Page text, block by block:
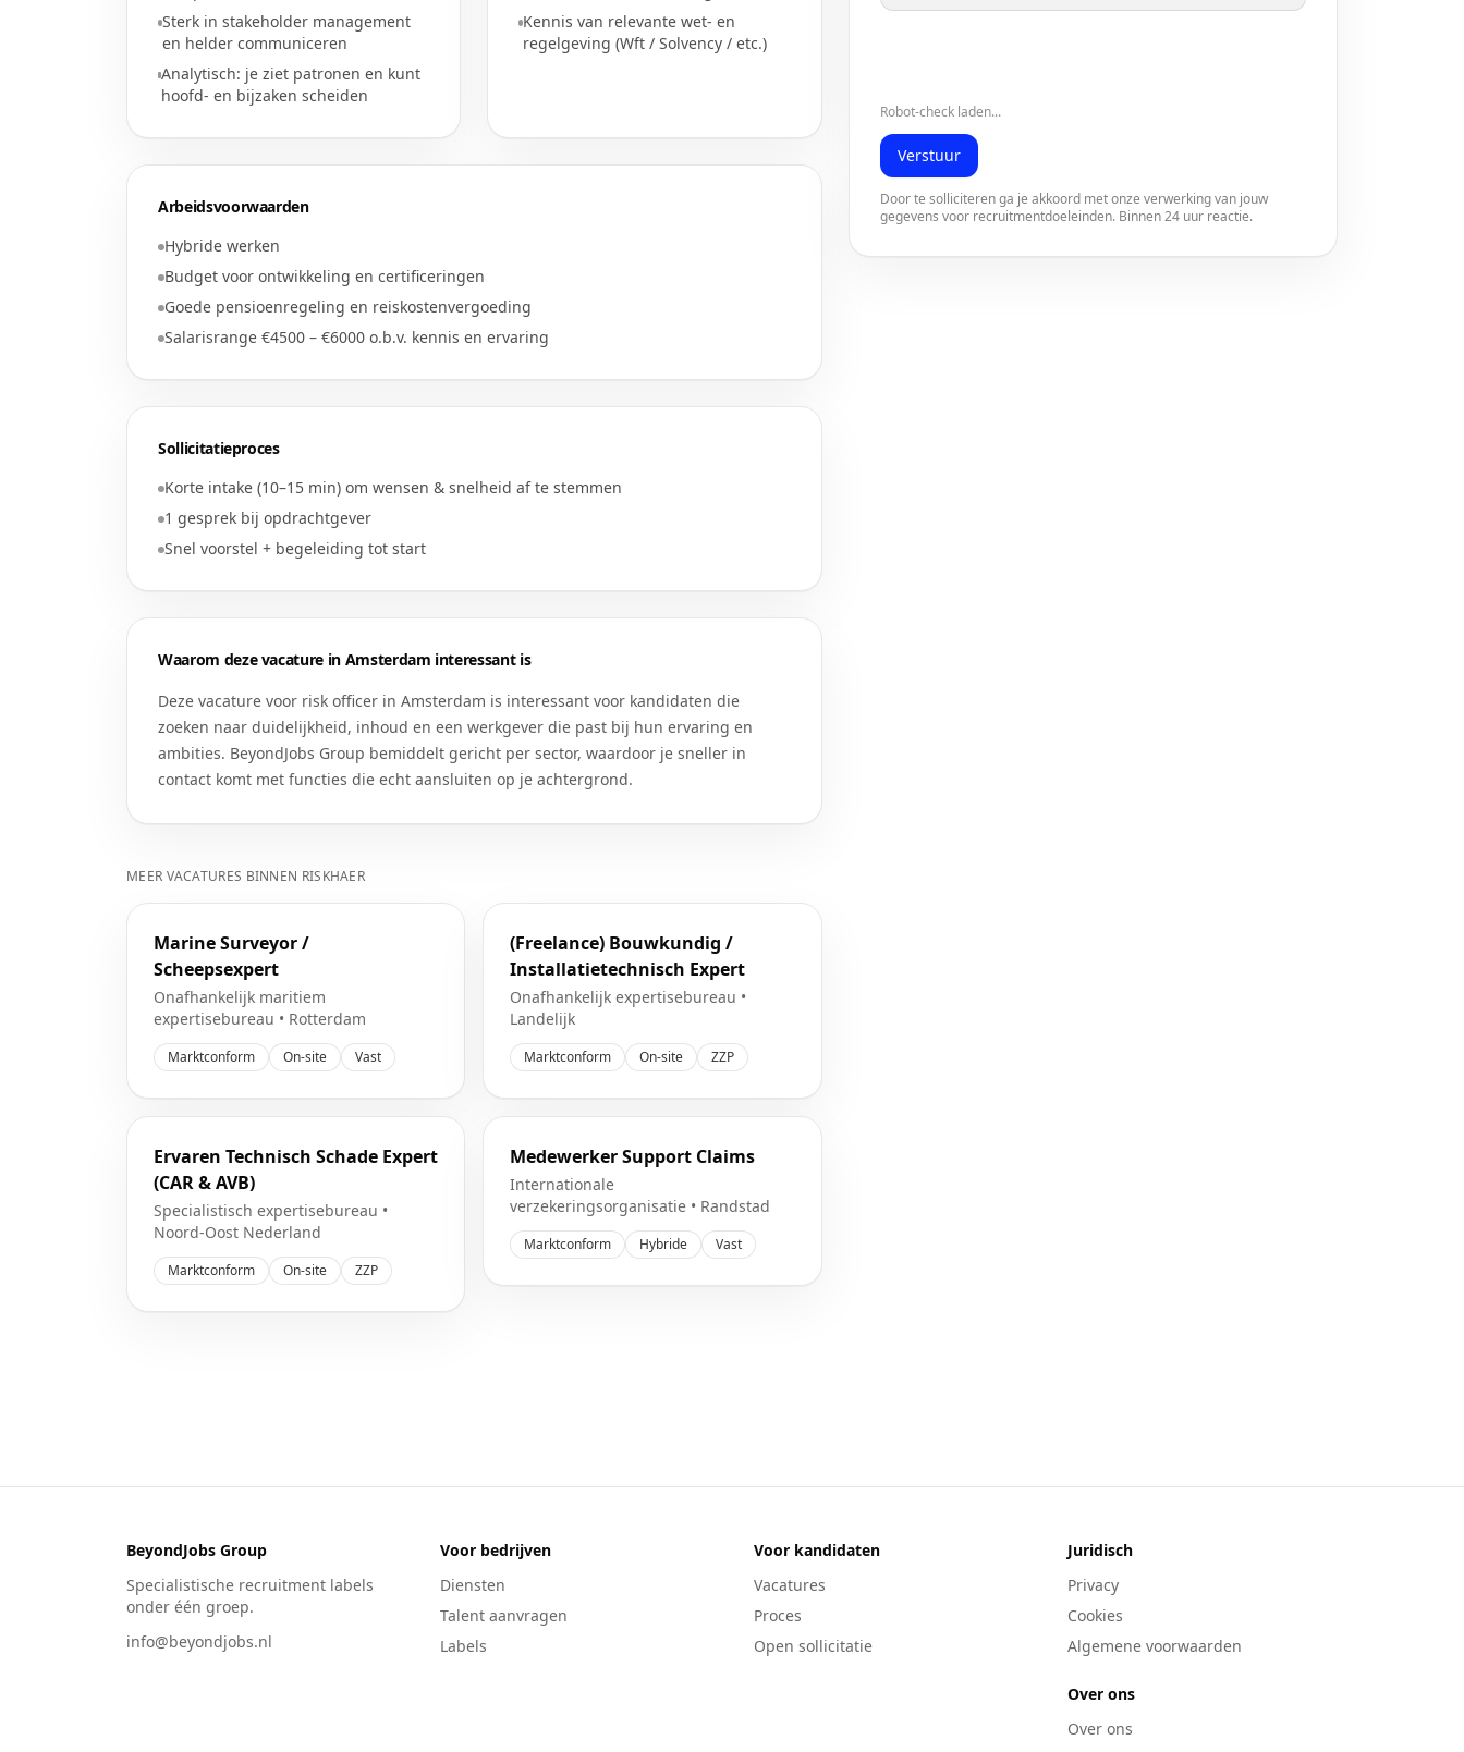
Sterk in stakeholder management
en helder communiceren
Analytisch: je ziet patronen en kunt
hoofd- en bijzaken scheiden
Kennis van relevante wet- en
regelgeving (Wft / Solvency / etc.)
Arbeidsvoorwaarden
Hybride werken
Budget voor ontwikkeling en certificeringen
Goede pensioenregeling en reiskostenvergoeding
Salarisrange €4500 – €6000 o.b.v. kennis en ervaring
Sollicitatieproces
Korte intake (10–15 min) om wensen & snelheid af te stemmen
1 gesprek bij opdrachtgever
Snel voorstel + begeleiding tot start
Waarom deze vacature in Amsterdam interessant is
Deze vacature voor risk officer in Amsterdam is interessant voor kandidaten die
zoeken naar duidelijkheid, inhoud en een werkgever die past bij hun ervaring en
ambities. BeyondJobs Group bemiddelt gericht per sector, waardoor je sneller in
contact komt met functies die echt aansluiten op je achtergrond.
MEER VACATURES BINNEN RISKHAER
Marine Surveyor /
Scheepsexpert
Onafhankelijk maritiem
expertisebureau • Rotterdam
Marktconform On-site Vast
(Freelance) Bouwkundig /
Installatietechnisch Expert
Onafhankelijk expertisebureau •
Landelijk
Marktconform On-site ZZP
Ervaren Technisch Schade Expert
(CAR & AVB)
Specialistisch expertisebureau •
Noord-Oost Nederland
Marktconform On-site ZZP
Medewerker Support Claims
Internationale
verzekeringsorganisatie • Randstad
Marktconform Hybride Vast
Robot-check laden...
Verstuur
Door te solliciteren ga je akkoord met onze verwerking van jouw
gegevens voor recruitmentdoeleinden. Binnen 24 uur reactie.
BeyondJobs Group
Specialistische recruitment labels
onder één groep.
info@beyondjobs.nl
Voor bedrijven
Diensten
Talent aanvragen
Labels
Voor kandidaten
Vacatures
Proces
Open sollicitatie
Juridisch
Privacy
Cookies
Algemene voorwaarden
Over ons
Over ons